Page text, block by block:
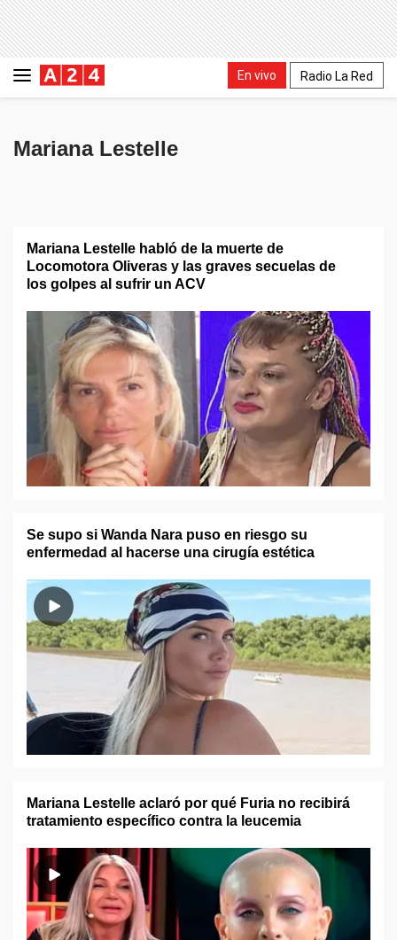
En vivo Radio La Red
Mariana Lestelle
Mariana Lestelle habló de la muerte de
Locomotora Oliveras y las graves secuelas de
los golpes al sufrir un ACV
Se supo si Wanda Nara puso en riesgo su
enfermedad al hacerse una cirugía estética
Mariana Lestelle aclaró por qué Furia no recibirá
tratamiento específico contra la leucemia